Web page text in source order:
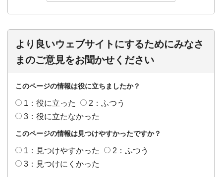
より良いウェブサイトにするためにみなさ
まのご意見をお聞かせください
このページの情報は役に立ちましたか？
1：役に立った
2：ふつう
3：役に立たなかった
このページの情報は見つけやすかったですか？
1：見つけやすかった
2：ふつう
3：見つけにくかった